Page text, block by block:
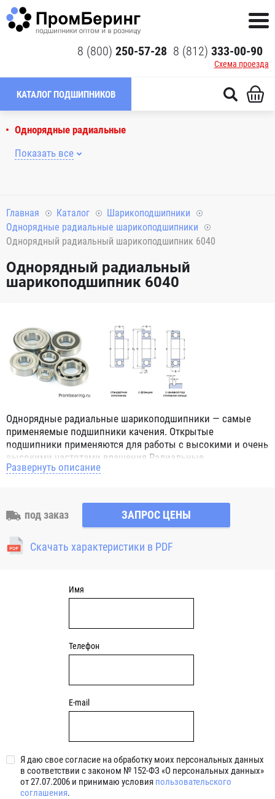
8 (800) 250-57-28 8 (812) 333-00-90
Схема проезда
КАТАЛОГ ПОДШИПНИКОВ
Однорядные радиальные
Показать все
Главная Каталог
Шарикоподшипники
Однорядные радиальные шарикоподшипники
Однорядный радиальный шарикоподшипник 6040
Однорядный радиальный
шарикоподшипник 6040
Однорядные радиальные шарикоподшипники — самые
применяемые подшипники качения. Открытые
подшипники применяются для работы с высокими и очень
высокими частотами вращения.Радиальные
шарикоподшипники обозначением 2Z ZZ с обеих сторон
обозначением 2RS 2RS1 2RSH 2RSR имеют с обеих сторон
контактные уплотнения из бутадиен-нитрильного каучука
(NBR) и пригодны для средних частот вращения. Также
поставляются подшипники с бесконтактными
Развернуть описание
под заказ ЗАПРОС ЦЕНЫ
Скачать характеристики в PDF
Имя
Телефон
E-mail
Я даю свое согласие на обработку моих персональных данных
в соответствии с законом № 152-ФЗ «О персональных данных»
от 27.07.2006 и принимаю условия пользовательского
соглашения.